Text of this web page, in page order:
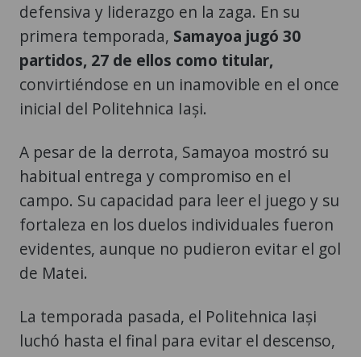
defensiva y liderazgo en la zaga. En su
primera temporada, Samayoa jugó 30
partidos, 27 de ellos como titular,
convirtiéndose en un inamovible en el once
inicial del Politehnica Iași.
A pesar de la derrota, Samayoa mostró su
habitual entrega y compromiso en el
campo. Su capacidad para leer el juego y su
fortaleza en los duelos individuales fueron
evidentes, aunque no pudieron evitar el gol
de Matei.
La temporada pasada, el Politehnica Iași
luchó hasta el final para evitar el descenso,